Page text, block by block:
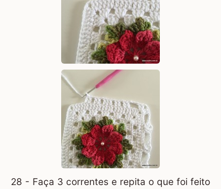
28 - Faça 3 correntes e repita o que foi feito